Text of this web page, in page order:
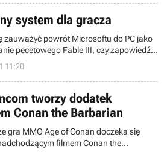
się nie pojawić na rynku.
system dla gracza
zauważyć powrót Microsoftu do PC jako
pecetowego Fable III, czy zapowiedź
pierwsze zwiastuny ocieplenia
do tematu wtrącił Steve Ballmer
następcą Windows 7 firma
elektroniczną jeszcze większy nacisk.
11:20
tworzy dodatek
Conan the Barbarian
gra MMO Age of Conan doczeka się
filmem Conan the